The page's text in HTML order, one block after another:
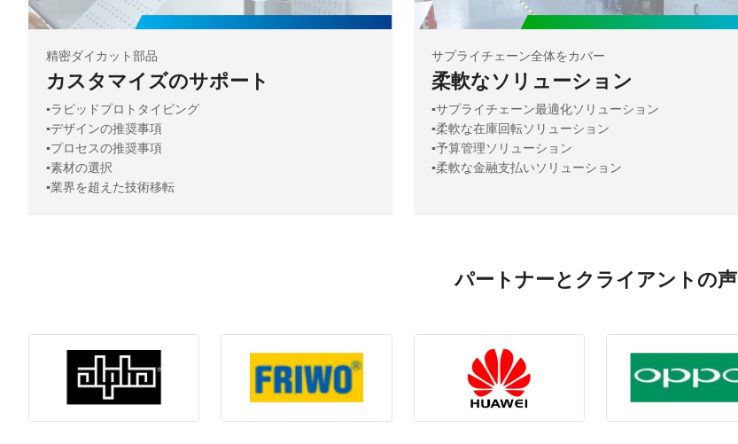
精密ダイカット部品
カスタマイズのサポート
▪️ラピッドプロトタイピング
▪️デザインの推奨事項
▪️プロセスの推奨事項
▪️素材の選択
▪️業界を超えた技術移転
サプライチェーン全体をカバー
柔軟なソリューション
▪️サプライチェーン最適化ソリューション
▪️柔軟な在庫回転ソリューション
▪️予算管理ソリューション
▪️柔軟な金融支払いソリューション
パートナーとクライアントの声